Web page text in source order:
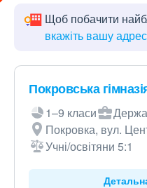
Щоб побачити
вкажіть вашу
Покровська
1–9 класи
Покровка, вул.
Учні/освітяни 5:1